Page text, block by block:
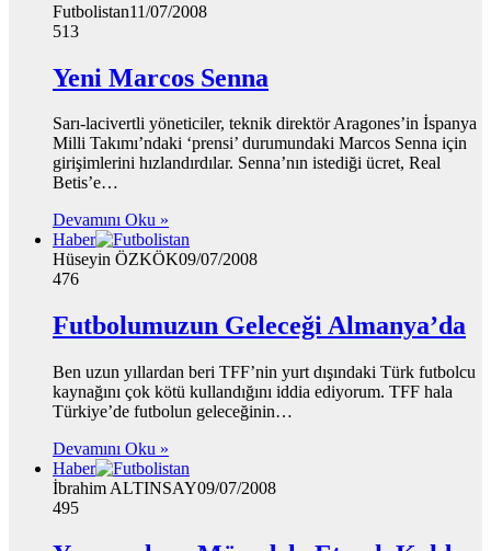
Futbolistan11/07/2008
513
Yeni Marcos Senna
Sarı-lacivertli yöneticiler, teknik direktör Aragones’in İspanya
Milli Takımı’ndaki ‘prensi’ durumundaki Marcos Senna için
girişimlerini hızlandırdılar. Senna’nın istediği ücret, Real
Betis’e…
Devamını Oku »
Haber
Hüseyin ÖZKÖK09/07/2008
476
Futbolumuzun Geleceği Almanya’da
Ben uzun yıllardan beri TFF’nin yurt dışındaki Türk futbolcu
kaynağını çok kötü kullandığını iddia ediyorum. TFF hala
Türkiye’de futbolun geleceğinin…
Devamını Oku »
Haber
İbrahim ALTINSAY09/07/2008
495